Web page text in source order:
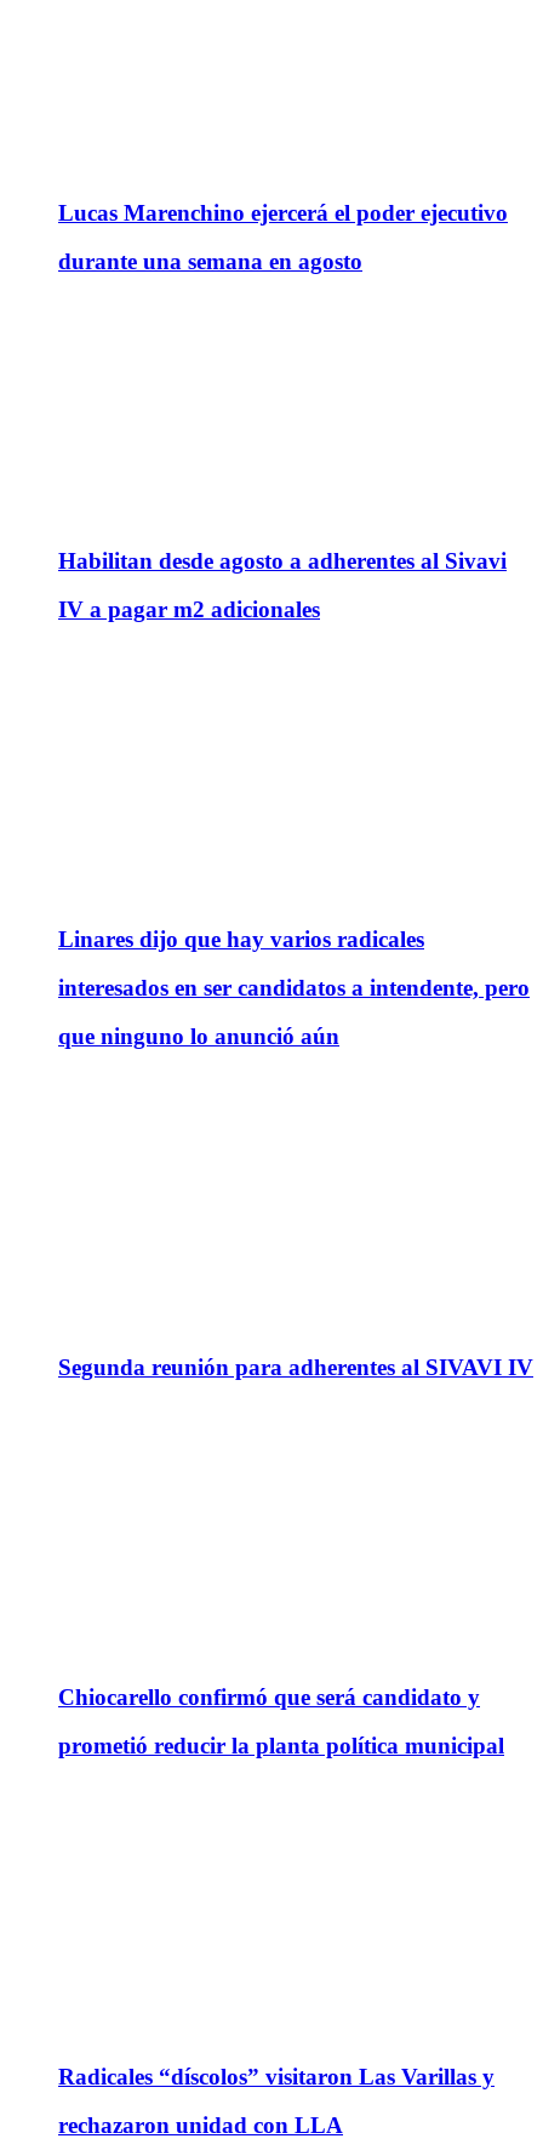
Lucas Marenchino ejercerá el poder ejecutivo
durante una semana en agosto
Habilitan desde agosto a adherentes al Sivavi
IV a pagar m2 adicionales
Linares dijo que hay varios radicales
interesados en ser candidatos a intendente, pero
que ninguno lo anunció aún
Segunda reunión para adherentes al SIVAVI IV
Chiocarello confirmó que será candidato y
prometió reducir la planta política municipal
Radicales “díscolos” visitaron Las Varillas y
rechazaron unidad con LLA